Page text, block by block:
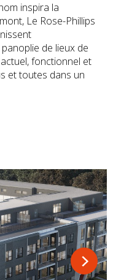
inspira la
Le Rose-Phillips
de lieux de
fonctionnel et
et toutes dans un